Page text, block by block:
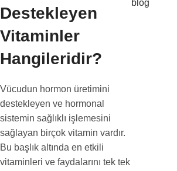
Destekleyen
Vitaminler
Hangileridir?
Vücudun hormon üretimini
destekleyen ve hormonal
sistemin sağlıklı işlemesini
sağlayan birçok vitamin vardır.
Bu başlık altında en etkili
vitaminleri ve faydalarını tek tek